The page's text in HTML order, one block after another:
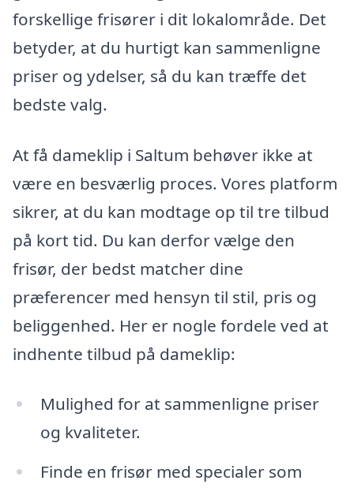
forskellige frisører i dit lokalområde. Det
betyder, at du hurtigt kan sammenligne
priser og ydelser, så du kan træffe det
bedste valg.
At få dameklip i Saltum behøver ikke at
være en besværlig proces. Vores platform
sikrer, at du kan modtage op til tre tilbud
på kort tid. Du kan derfor vælge den
frisør, der bedst matcher dine
præferencer med hensyn til stil, pris og
beliggenhed. Her er nogle fordele ved at
indhente tilbud på dameklip:
Mulighed for at sammenligne priser
og kvaliteter.
Finde en frisør med specialer som